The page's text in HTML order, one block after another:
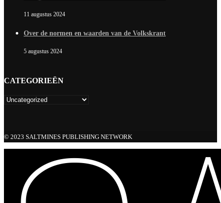
11 augustus 2024
Over de normen en waarden van de Volkskrant
5 augustus 2024
CATEGORIEËN
© 2023 SALTMINES PUBLISHING NETWORK